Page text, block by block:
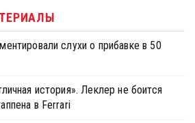
слухи о прибавке в 50
история». Леклер не боится
в Ferrari